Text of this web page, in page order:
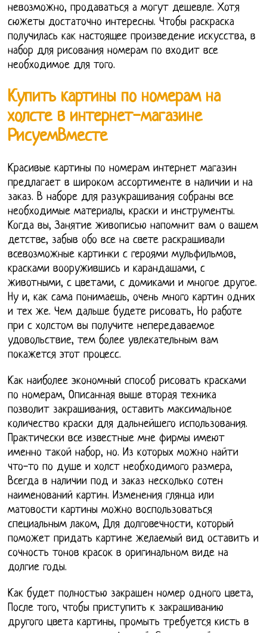
невозможно, продаваться а могут дешевле. Хотя
сюжеты достаточно интересны. Чтобы раскраска
получилась как настоящее произведение искусства, в
набор для рисования номерам по входит все
необходимое для того.
Купить картины по номерам на
холсте в интернет-магазине
РисуемВместе
Красивые картины по номерам интернет магазин
предлагает в широком ассортименте в наличии и на
заказ. В наборе для разукрашивания собраны все
необходимые материалы, краски и инструменты.
Когда вы, Занятие живописью напомнит вам о вашем
детстве, забыв обо все на свете раскрашивали
всевозможные картинки с героями мульфильмов,
красками вооружившись и карандашами, с
животными, с цветами, с домиками и многое другое.
Ну и, как сама понимаешь, очень много картин одних
и тех же. Чем дальше будете рисовать, Но работе
при с холстом вы получите непередаваемое
удовольствие, тем более увлекательным вам
покажется этот процесс.
Как наиболее экономный способ рисовать красками
по номерам, Описанная выше вторая техника
позволит закрашивания, оставить максимальное
количество краски для дальнейшего использования.
Практически все известные мне фирмы имеют
именно такой набор, но. Из которых можно найти
что-то по душе и холст необходимого размера,
Всегда в наличии под и заказ несколько сотен
наименований картин. Изменения глянца или
матовости картины можно воспользоваться
специальным лаком, Для долговечности, который
поможет придать картине желаемый вид оставить и
сочность тонов красок в оригинальном виде на
долгие годы.
Как будет полностью закрашен номер одного цвета,
После того, чтобы приступить к закрашиванию
другого цвета картины, промыть требуется кисть в